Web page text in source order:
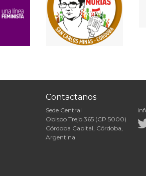
Contactanos
Sede Central
Obispo Trejo 365 (CP 5000)
Córdoba Capital, Córdoba,
Argentina